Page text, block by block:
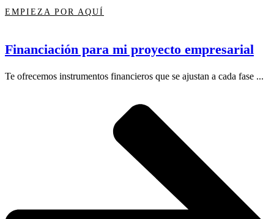
EMPIEZA POR AQUÍ
Financiación para mi proyecto empresarial
Te ofrecemos instrumentos financieros que se ajustan a cada fase ...